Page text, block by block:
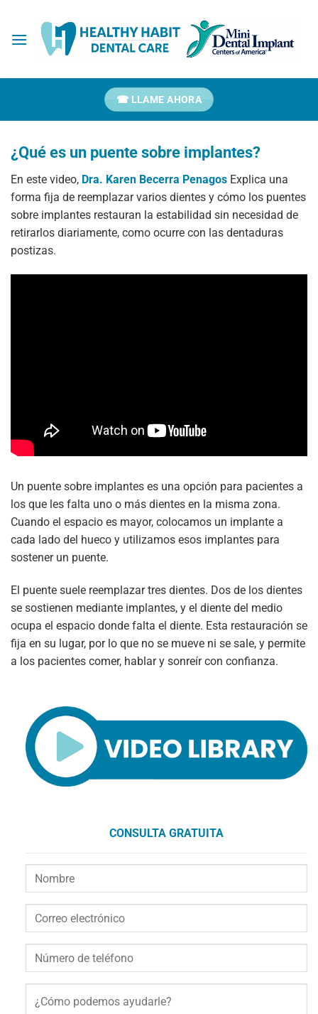
contenido
☎ LLAME AHORA
¿Qué es un puente sobre implantes?
En este video, Dra. Karen Becerra Penagos Explica una
forma fija de reemplazar varios dientes y cómo los puentes
sobre implantes restauran la estabilidad sin necesidad de
retirarlos diariamente, como ocurre con las dentaduras
postizas.
Un puente sobre implantes es una opción para pacientes a
los que les falta uno o más dientes en la misma zona.
Cuando el espacio es mayor, colocamos un implante a
cada lado del hueco y utilizamos esos implantes para
sostener un puente.
El puente suele reemplazar tres dientes. Dos de los dientes
se sostienen mediante implantes, y el diente del medio
ocupa el espacio donde falta el diente. Esta restauración se
fija en su lugar, por lo que no se mueve ni se sale, y permite
a los pacientes comer, hablar y sonreír con confianza.
CONSULTA GRATUITA